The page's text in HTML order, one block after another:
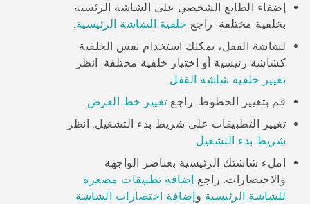
إضفاء الطابع الشخصي على الشاشة الرئسية
بخلفية مختلفة. راجع خلفية الشاشة الرئيسية.
لشاشة القفل، يمكنك استخدام نفس الخلفية
كشاشة رئيسية أو اختيار خلفية مختلفة. انظر
تغيير خلفية شاشة القفل.
قم بتغيير الخطوط. راجع تغيير خط العرض.
تغيير التطبيقات على شريط بدء التشغيل. انظر
شريط بدء التشغيل.
املء شاشتك الرئيسية بعناصر الواجهة
والاختصارات. راجع إضافة تطبيقات مصغرة
للشاشة الرئيسية و إضافة اختصارات الشاشة